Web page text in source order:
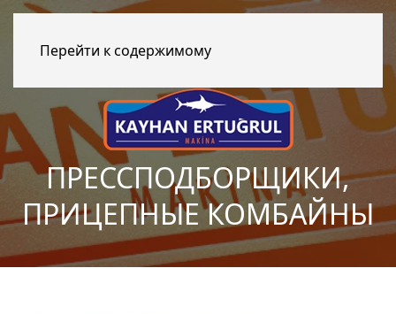
Перейти к содержимому
ПРЕССПОДБОРЩИКИ,
ПРИЦЕПНЫЕ КОМБАЙНЫ